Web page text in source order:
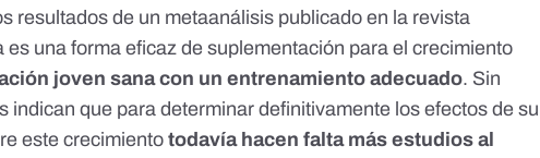
resultados de un metaanálisis publicado en la revista
es una forma eficaz de suplementación para el crecimiento
joven sana con un entrenamiento adecuado. Sin
indican que para determinar definitivamente los efectos de su
este crecimientotodavía hacen falta más estudios al